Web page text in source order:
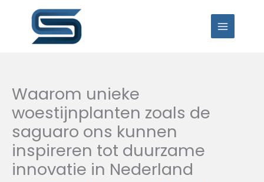
Waarom unieke
woestijnplanten zoals de
saguaro ons kunnen
inspireren tot duurzame
innovatie in Nederland